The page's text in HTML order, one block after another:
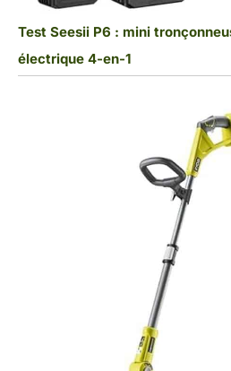
Test Seesii P6 : mini
électrique 4-en-1